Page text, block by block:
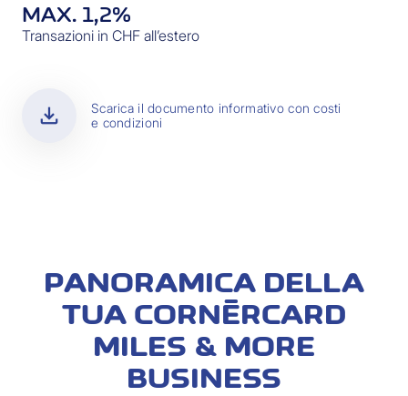
MAX. 1,2%
Transazioni in CHF all’estero
download
Scarica il documento informativo con costi
e condizioni
PANORAMICA DELLA
TUA CORNÈRCARD
MILES & MORE
BUSINESS